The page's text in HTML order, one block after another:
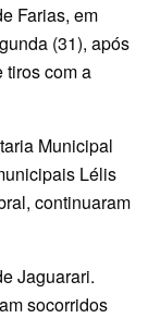
Farias, em
(31), após
tiros com a
Municipal
Lélis
continuaram
Jaguarari.
socorridos